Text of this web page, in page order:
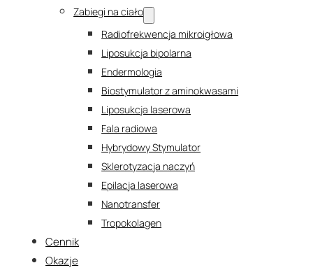
Zabiegi na ciało
Radiofrekwencja mikroigłowa
Liposukcja bipolarna
Endermologia
Biostymulator z aminokwasami
Liposukcja laserowa
Fala radiowa
Hybrydowy Stymulator
Sklerotyzacja naczyń
Epilacja laserowa
Nanotransfer
Tropokolagen
Cennik
Okazje